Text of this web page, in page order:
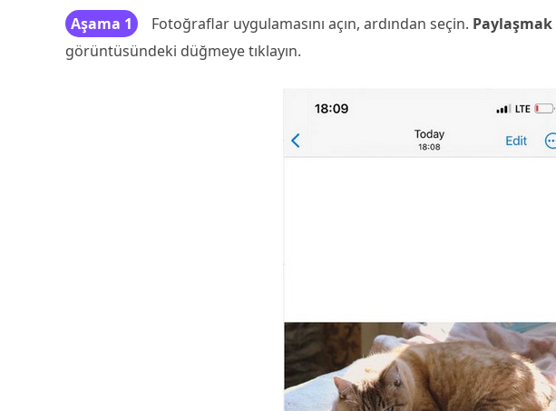
Aşama 1 Fotoğraflar uygulamasını açın, ardından seçin. Paylaşmak
görüntüsündeki düğmeye tıklayın.